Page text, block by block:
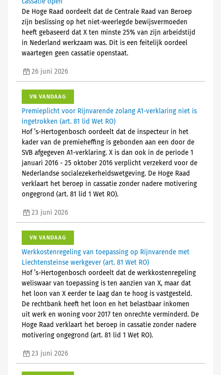
De Hoge Raad oordeelt dat de Centrale Raad van Beroep
zijn beslissing op het niet-weerlegde bewijsvermoeden
heeft gebaseerd dat X ten minste 25% van zijn arbeidstijd
in Nederland werkzaam was. Dit is een feitelijk oordeel
waartegen geen cassatie openstaat.
26 juni 2026
VN VANDAAG
Premieplicht voor Rijnvarende zolang A1-verklaring niet is
ingetrokken (art. 81 lid Wet RO)
Hof ’s-Hertogenbosch oordeelt dat de inspecteur in het
kader van de premieheffing is gebonden aan een door de
SVB afgegeven A1-verklaring. X is dan ook in de periode 1
januari 2016 - 25 oktober 2016 verplicht verzekerd voor de
Nederlandse socialezekerheidswetgeving. De Hoge Raad
verklaart het beroep in cassatie zonder nadere motivering
ongegrond (art. 81 lid 1 Wet RO).
23 juni 2026
VN VANDAAG
Werkkostenregeling van toepassing op Rijnvarende met
Liechtensteinse werkgever (art. 81 Wet RO)
Hof ’s-Hertogenbosch oordeelt dat de werkkostenregeling
weliswaar van toepassing is ten aanzien van X, maar dat
het loon van X eerder te laag dan te hoog is vastgesteld.
De rechtbank heeft het loon en het belastbaar inkomen
uit werk en woning voor 2017 ten onrechte verminderd. De
Hoge Raad verklaart het beroep in cassatie zonder nadere
motivering ongegrond (art. 81 lid 1 Wet RO).
23 juni 2026